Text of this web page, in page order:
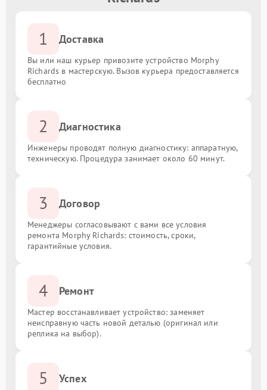
1 Доставка
Вы или наш курьер привозите устройство Morphy
Richards в мастерскую. Вызов курьера предоставляется
бесплатно
2 Диагностика
Инженеры проводят полную диагностику: аппаратную,
техническую. Процедура занимает около 60 минут.
3 Договор
Менеджеры согласовывают с вами все условия
ремонта Morphy Richards: стоимость, сроки,
гарантийные условия.
4 Ремонт
Мастер восстанавливает устройство: заменяет
неисправную часть новой деталью (оригинал или
реплика на выбор).
5 Успех